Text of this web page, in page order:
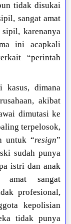
tidak disukai
sangat amat
sipil, karenanya
ini acapkali
“perintah
kasus, dimana
akibat
dimutasi ke
terpelosok,
untuk “resign”
sudah punya
istri dan anak
amat sangat
profesional,
kepolisian
tidak punya